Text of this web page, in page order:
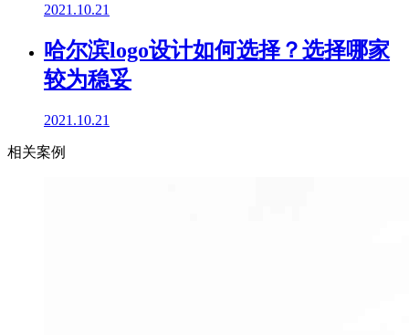
2021.10.21
哈尔滨logo设计如何选择？选择哪家
较为稳妥
2021.10.21
相关案例